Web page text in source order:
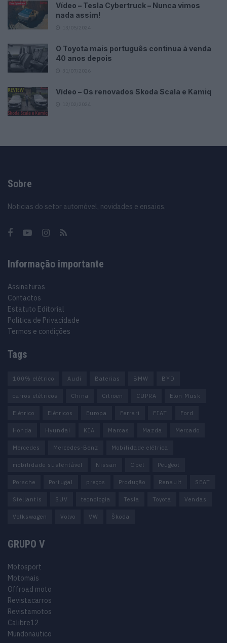
Vídeo – Tesla Cybertruck – Nunca vimos
nada assim!
O Toyota mais português continua à venda
40 anos depois
Vídeo – Os renovados Skoda Scala e Kamiq
Sobre
Noticias do setor automóvel, novidades e ensaios.
Informação importante
Assinaturas
Contactos
Estatuto Editorial
Política de Privacidade
Termos e condições
Tags
100% elétrico Audi Baterias BMW BYD
carros elétricos China Citröen CUPRA Elon Musk
Elétrico Elétricos Europa Ferrari FIAT Ford
Honda Hyundai KIA Marcas Mazda Mercado
Mercedes Mercedes-Benz Mobilidade elétrica
mobilidade sustentável Nissan Opel Peugeot
Porsche Portugal preços Produção Renault SEAT
Stellantis SUV tecnologia Tesla Toyota Vendas
Volkswagen Volvo VW Škoda
GRUPO V
Motosport
Motomais
Offroad moto
Revistacarros
Revistamotos
Calibre12
Mundonautico